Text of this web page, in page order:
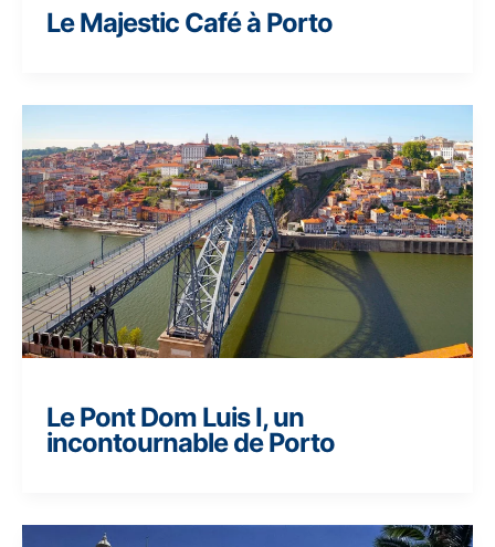
Le Majestic Café à Porto
Le Pont Dom Luis I, un
incontournable de Porto